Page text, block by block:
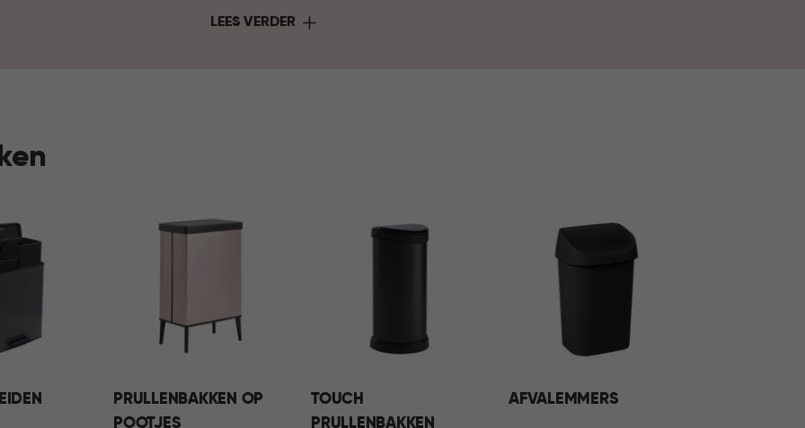
slimme systemen om afval te scheiden. Met aandacht voor gebruiksgemak,
LEES VERDER
PRULLENBAKKEN OP
POOTJES
TOUCH
PRULLENBAKKEN
AFVALEMMERS